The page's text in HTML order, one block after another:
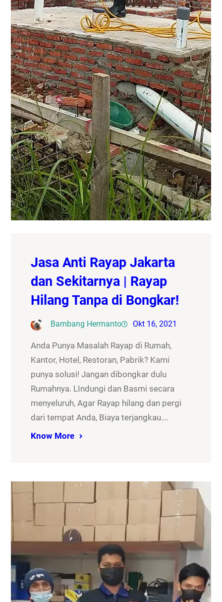
Jasa Anti Rayap Jakarta
dan Sekitarnya | Rayap
Hilang Tanpa di Bongkar!
Bambang Hermanto Okt 16, 2021
Anda Punya Masalah Rayap di Rumah,
Kantor, Hotel, Restoran, Pabrik? Kami
punya solusi! Jangan dibongkar dulu
Rumahnya. LIndungi dan Basmi secara
menyeluruh, Agar Rayap hilang dan pergi
dari tempat Anda, Biaya terjangkau….
Know More